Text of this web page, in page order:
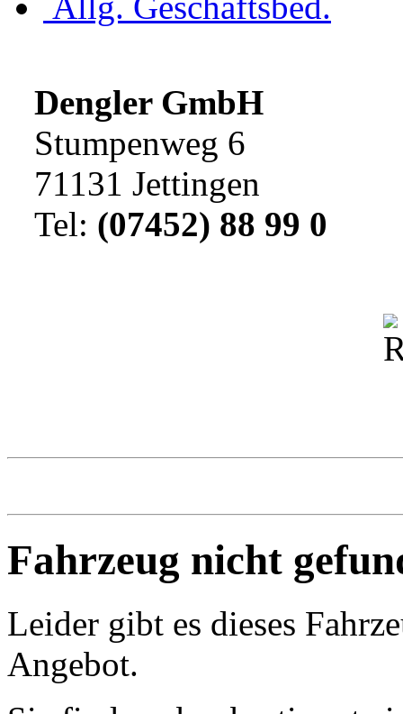
Dengler GmbH
Stumpenweg 6
71131 Jettingen
Tel: (07452) 88 99 0
Fahrzeug nicht
Leider gibt es dieses
Angebot.